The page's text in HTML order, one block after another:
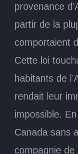
provenance
partir de la
comportaient
Cette loi
habitants de
rendait leur
impossible.
Canada sans
compagnie de